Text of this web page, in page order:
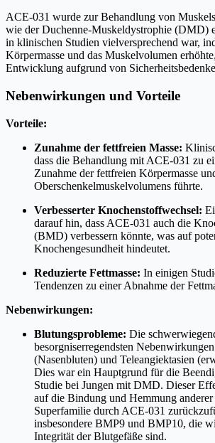
ACE-031 wurde zur Behandlung von
wie der Duchenne-Muskeldystrophie (DMD)
in klinischen Studien vielversprechend war,
Körpermasse und das Muskelvolumen
Entwicklung aufgrund von
Nebenwirkungen und Vorteile
Vorteile:
Zunahme der fettfreien Masse:
dass die Behandlung mit ACE-031 zu
Zunahme der fettfreien Körpermasse
Oberschenkelmuskelvolumens führte.
Verbesserter Knochenstoffwechsel:
darauf hin, dass ACE-031 auch die
(BMD) verbessern könnte, was auf
Knochengesundheit hindeutet.
Reduzierte Fettmasse: In einigen
Tendenzen zu einer Abnahme der
Nebenwirkungen:
Blutungsprobleme: Die
besorgniserregendsten
(Nasenbluten) und Teleangiektasien
Dies war ein Hauptgrund für die
Studie bei Jungen mit DMD. Dieser
auf die Bindung und Hemmung
Superfamilie durch ACE-031
insbesondere BMP9 und BMP10, die
Integrität der Blutgefäße sind.